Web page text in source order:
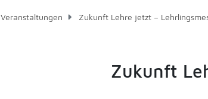
Veranstaltungen Zukunft Lehre jetzt –
Zukunft